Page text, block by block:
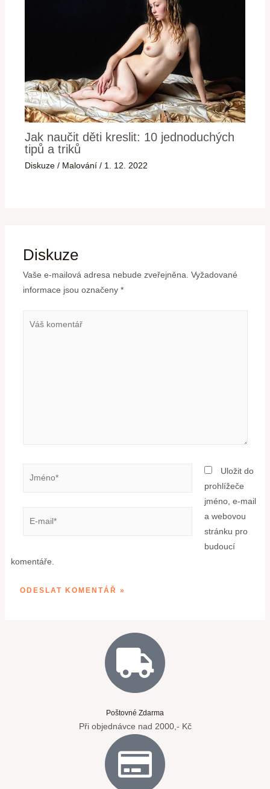
Jak naučit děti kreslit: 10 jednoduchých
tipů a triků
Diskuze / Malování / 1. 12. 2022
Diskuze
Vaše e-mailová adresa nebude zveřejněna. Vyžadované
informace jsou označeny *
Uložit do
prohlížeče
jméno, e-mail
a webovou
stránku pro
budoucí
komentáře.
Poštovné Zdarma
Při objednávce nad 2000,- Kč